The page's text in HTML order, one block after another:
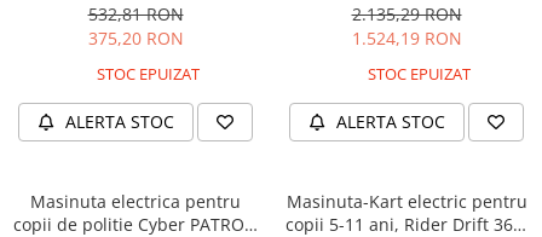
532,81 RON
375,20 RON
STOC EPUIZAT
ALERTA STOC
2.135,29 RON
1.524,19 RON
STOC EPUIZAT
ALERTA STOC
Masinuta electrica pentru
copii de politie Cyber PATROL,
Masinuta-Kart electric pentru
copii 5-11 ani, Rider Drift 360,